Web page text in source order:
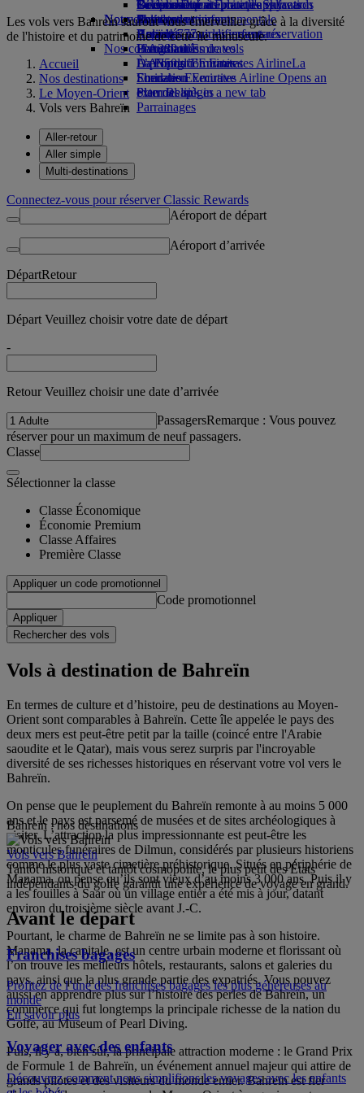
Boissons
Notre flotte
Boeing 777
L’A380 d’Emirates
L’A350 d’Emirates
Emirates Executive
Plan des sièges
Divertissements pour les enfants
Jouets pour enfants
Activités pour les enfants
La durabilité en pratique
Politique environnementale
Rapports environnementaux
Nos communautés
La Fondation Emirates AirlineLa
Fondation Emirates Airline Opens an
external link in a new tab
Parrainages
Genève-Dubai
Nouvelles destinations
Helsinki
Hangzhou
Da Nang
Shenzhen
Siem Reap
Se connecter à Emirates Skywards
Skywards+
Téléphone portable et l'application
Emirates
Annuler ou modifier une réservation
Perturbations de vols
À propos d’Emirates
Les vols vers Bahreïn sauront vous émerveiller grâce à la diversité
de l'histoire et du patrimoine de cette île minuscule.
Accueil
Nos destinations
Le Moyen-Orient
Vols vers Bahreïn
Aller-retour
Aller simple
Multi-destinations
Connectez-vous pour réserver Classic Rewards
Aéroport de départ
Aéroport d’arrivée
DépartRetour
Départ Veuillez choisir votre date de départ
-
Retour Veuillez choisir une date d’arrivée
PassagersRemarque : Vous pouvez
réserver pour un maximum de neuf passagers.
Classe
Sélectionner la classe
Classe Économique
Économie Premium
Classe Affaires
Première Classe
Appliquer un code promotionnel
Code promotionnel
Appliquer
Rechercher des vols
Vols à destination de Bahreïn
En termes de culture et d’histoire, peu de destinations au Moyen-
Orient sont comparables à Bahreïn. Cette île appelée le pays des
deux mers est peut-être petit par la taille (coincé entre l'Arabie
saoudite et le Qatar), mais vous serez surpris par l'incroyable
diversité de ses richesses historiques en réservant votre vol vers le
Bahreïn.
On pense que le peuplement du Bahreïn remonte à au moins 5 000
ans et le pays est parsemé de musées et de sites archéologiques à
visiter. L’attraction la plus impressionnante est peut-être les
monticules funéraires de Dilmun, considérés par plusieurs historiens
comme le plus vaste cimetière préhistorique. Situés en périphérie de
Manama, on pense qu’ils sont vieux d’au moins 3 000 ans. Puis il y
a les fouilles à Saar où un village entier a été mis à jour, datant
environ du troisième siècle avant J.-C.
Pourtant, le charme de Bahreïn ne se limite pas à son histoire.
Manama, la capitale, est un centre urbain moderne et florissant où
l’on trouve les meilleurs hôtels, restaurants, salons et galeries du
pays, ainsi que la plus grande partie des expatriés. Vous pouvez
aussi en apprendre plus sur l’histoire des perles de Bahreïn, un
commerce qui fut longtemps la principale richesse de la nation du
Golfe, au Museum of Pearl Diving.
Puis, il y a, bien sûr, la principale attraction moderne : le Grand Prix
de Formule 1 de Bahreïn, un événement annuel majeur qui attire de
grands pilotes et des visiteurs du monde entier. Bahreïn est fier
Bahreïn : nos destinations
Vols vers Bahreïn
Tantôt historique et tantôt cosmopolite, le plus petit des États
indépendants du golfe garantit une expérience de voyage en grand.
Avant le départ
Franchises bagages
Profitez de l’une des franchises bagages les plus généreuses au
monde
En savoir plus
Voyager avec des enfants
Découvrez comment nous simplifions les voyages avec les enfants